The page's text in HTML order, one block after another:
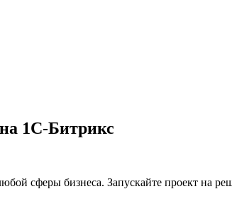
на 1С-Битрикс
сферы бизнеса. Запускайте проект на